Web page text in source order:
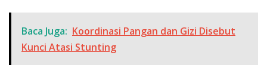
Baca Juga: Koordinasi Pangan dan Gizi Disebut
Kunci Atasi Stunting